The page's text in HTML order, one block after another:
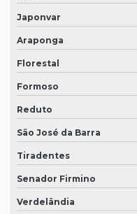
Japonvar
Araponga
Florestal
Formoso
Reduto
São José da Barra
Tiradentes
Senador Firmino
Verdelândia